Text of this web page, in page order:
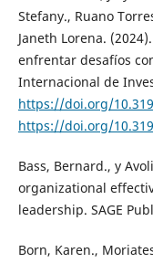
Stefany., Ruano
Janeth Lorena.
enfrentar desafíos
Internacional de
https://doi.org/
https://doi.org/
Bass, Bernard., y
organizational
leadership. SAGE
Born, Karen.,